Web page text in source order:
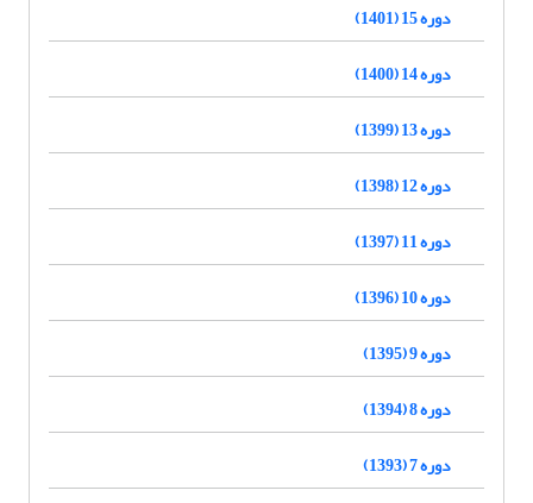
دوره 15 (1401)
دوره 14 (1400)
دوره 13 (1399)
دوره 12 (1398)
دوره 11 (1397)
دوره 10 (1396)
دوره 9 (1395)
دوره 8 (1394)
دوره 7 (1393)